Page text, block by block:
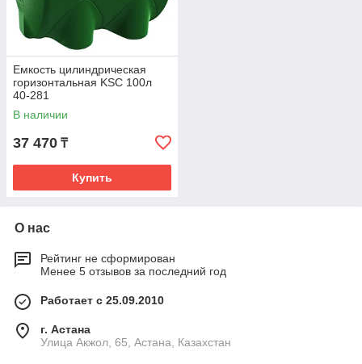
Емкость цилиндрическая
горизонтальная KSC 100л
40-281
В наличии
37 470 ₸
Купить
О нас
Рейтинг не сформирован
Менее 5 отзывов за последний год
Работает с 25.09.2010
г. Астана
Улица Акжол, 65, Астана, Казахстан